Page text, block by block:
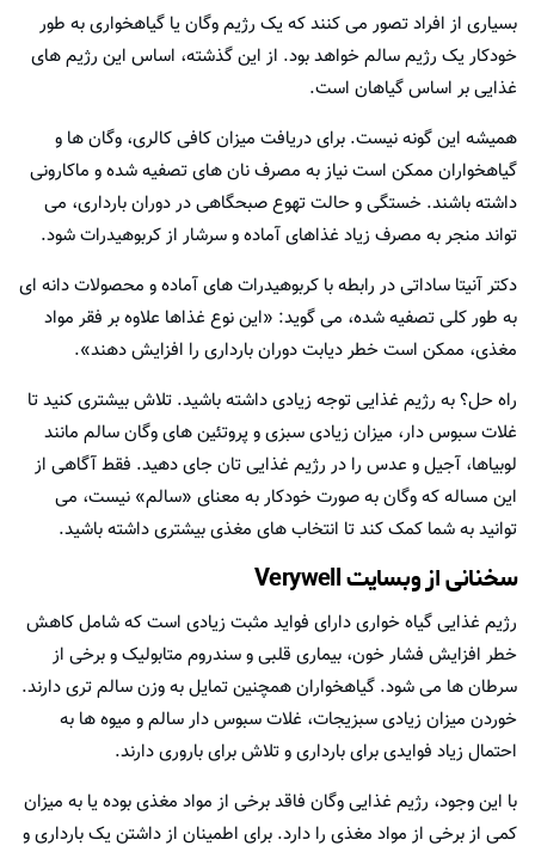
بسیاری از افراد تصور می کنند که یک رژیم وگان یا گیاهخواری به طور
خودکار یک رژیم سالم خواهد بود. از این گذشته، اساس این رژیم های
غذایی بر اساس گیاهان است.
همیشه این گونه نیست. برای دریافت میزان کافی کالری، وگان ها و
گیاهخواران ممکن است نیاز به مصرف نان های تصفیه شده و ماکارونی
داشته باشند. خستگی و حالت تهوع صبحگاهی در دوران بارداری، می
تواند منجر به مصرف زیاد غذاهای آماده و سرشار از کربوهیدرات شود.
دکتر آنیتا ساداتی در رابطه با کربوهیدرات های آماده و محصولات دانه ای
به طور کلی تصفیه شده، می گوید: «این نوع غذاها علاوه بر فقر مواد
مغذی، ممکن است خطر دیابت دوران بارداری را افزایش دهند».
راه حل؟ به رژیم غذایی توجه زیادی داشته باشید. تلاش بیشتری کنید تا
غلات سبوس دار، میزان زیادی سبزی و پروتئین های وگان سالم مانند
لوبیاها، آجیل و عدس را در رژیم غذایی تان جای دهید. فقط آگاهی از
این مساله که وگان به صورت خودکار به معنای «سالم» نیست، می
توانید به شما کمک کند تا انتخاب های مغذی بیشتری داشته باشید.
سخنانی از وبسایت Verywell
رژیم غذایی گیاه خواری دارای فواید مثبت زیادی است که شامل کاهش
خطر افزایش فشار خون، بیماری قلبی و سندروم متابولیک و برخی از
سرطان ها می شود. گیاهخواران همچنین تمایل به وزن سالم تری دارند.
خوردن میزان زیادی سبزیجات، غلات سبوس دار سالم و میوه ها به
احتمال زیاد فوایدی برای بارداری و تلاش برای باروری دارند.
با این وجود، رژیم غذایی وگان فاقد برخی از مواد مغذی بوده یا به میزان
کمی از برخی از مواد مغذی را دارد. برای اطمینان از داشتن یک بارداری و